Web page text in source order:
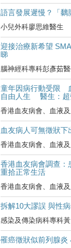
語言發展遲慢？「黐
小兒外科廖思維醫生
迎接治療新希望
睇
腦神經科專科彭彥茹
童年因病行動受限
自由人生 醫生：超
香港血友病會、血液
血友病人可無徵狀
香港血友病會、血液
香港血友病會調查：
重拾正常生活
香港血友病會、血液
拆解10大謬誤 與性
感染及傳染病科專科
罹癌徵狀似前列腺炎